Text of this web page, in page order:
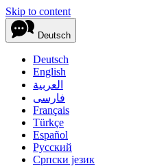
Skip to content
Deutsch
Deutsch
English
العربية
فارسی
Français
Türkçe
Español
Русский
Српски језик